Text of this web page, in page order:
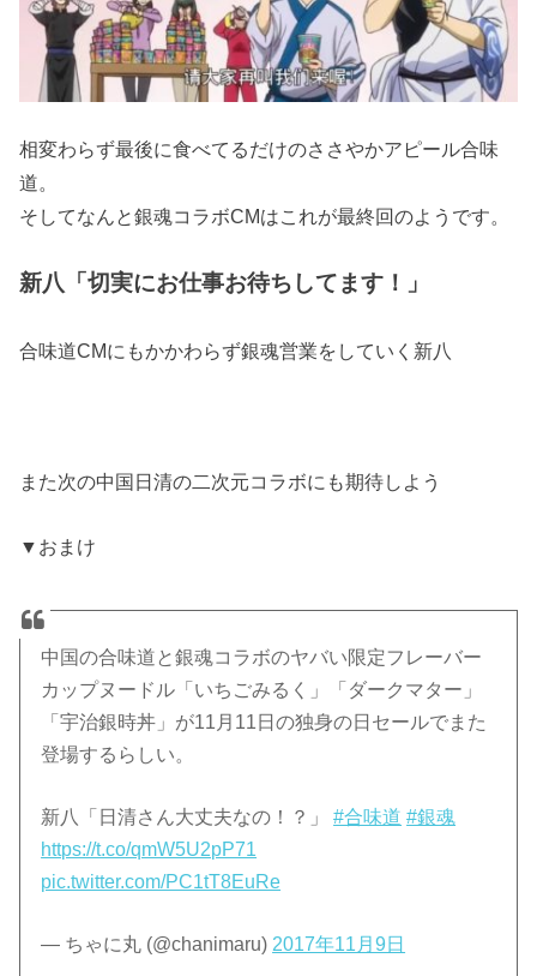
相変わらず最後に食べてるだけのささやかアピール合味
道。
そしてなんと銀魂コラボCMはこれが最終回のようです。
新八「切実にお仕事お待ちしてます！」
合味道CMにもかかわらず銀魂営業をしていく新八
また次の中国日清の二次元コラボにも期待しよう
▼おまけ
中国の合味道と銀魂コラボのヤバい限定フレーバー
カップヌードル「いちごみるく」「ダークマター」
「宇治銀時丼」が11月11日の独身の日セールでまた
登場するらしい。
新八「日清さん大丈夫なの！？」#合味道 #銀魂
https://t.co/qmW5U2pP71
pic.twitter.com/PC1tT8EuRe
— ちゃに丸 (@chanimaru)2017年11月9日